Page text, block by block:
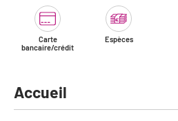
Accessibilité
Tourisme & Handicap
Nos publics en situation de handicap
Services, Wifi, cartes
Autocaristes/Transporteurs/
Magazine Paris Region
Carte
bancaire/crédit
Espèces
Accueil